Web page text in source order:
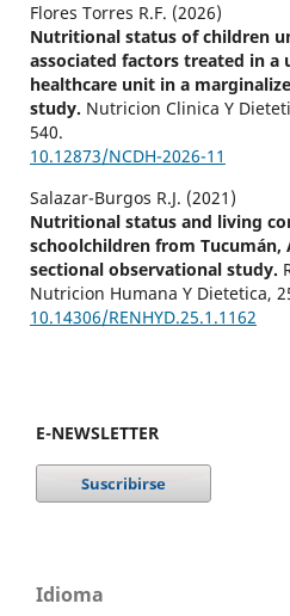
Flores Torres R.F. (2026)
Nutritional status of children
associated factors treated in a
healthcare unit in a
study. Nutricion Clinica Y
540.
10.12873/NCDH-2026-11
Salazar-Burgos R.J. (2021)
Nutritional status and living
schoolchildren from Tucumán,
sectional observational study.
Nutricion Humana Y Dietetica,
10.14306/RENHYD.25.1.1162
E-NEWSLETTER
Idioma